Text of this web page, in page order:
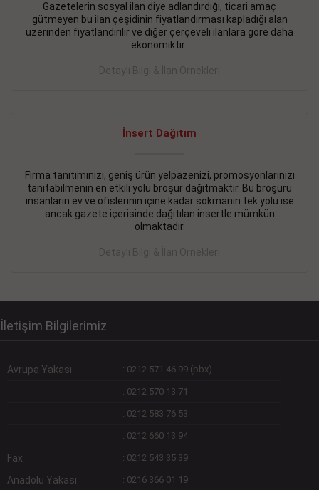
Gazetelerin sosyal ilan diye adlandırdığı, ticari amaç
gütmeyen bu ilan çeşidinin fiyatlandırması kapladığı alan
üzerinden fiyatlandırılır ve diğer çerçeveli ilanlara göre daha
ekonomiktir.
Detaylı Bilgi & İlan Örnekleri
İnsert Dağıtım
Firma tanıtımınızı, geniş ürün yelpazenizi, promosyonlarınızı
tanıtabilmenin en etkili yolu broşür dağıtmaktır. Bu broşürü
insanların ev ve ofislerinin içine kadar sokmanın tek yolu ise
ancak gazete içerisinde dağıtılan insertle mümkün
olmaktadır.
Detaylı Bilgi & İlan Örnekleri
İletişim Bilgilerimiz
Avrupa Yakası : 0212 571 46 99 (pbx)
: 0212 570 13 71
: 0212 583 76 53
: 0212 660 13 94
Fax : 0212 543 35 39
Anadolu Yakası : 0216 366 01 19
İŞYERİ KİRALIK İlanı - 11.09.2018
BEYLİKDÜZÜ Kavaklıda 4 katlı bina
DEVREMÜLK KİRALIK İlanı- 11.09.2018
SİNYE Tekstile Şoförlüğü olan 35 yaşını aşmamış, Depo
elemanı alınacaktır. Osmanbey, Şişli
Devamını Gör